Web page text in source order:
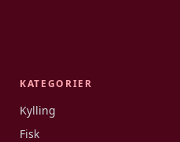
KATEGORIER
Kylling
Fisk